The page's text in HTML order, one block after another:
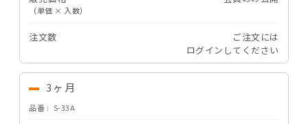
（単価 × 入数）
注文数
ご注文には
ログイン してください
3ヶ月
品番 S-33A